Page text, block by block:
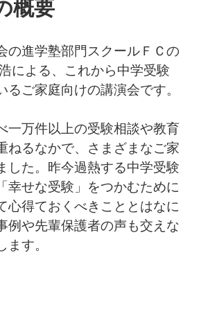
概要
の進学塾部門スクールＦＣの
による、これから中学受験
るご家庭向けの講演会です。
一万件以上の受験相談や教育
ねるなかで、さまざまなご家
した。昨今過熱する中学受験
幸せな受験」をつかむために
心得ておくべきこととはなに
例や先輩保護者の声も交えな
す。